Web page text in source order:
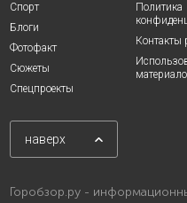
Спорт
Блоги
Фотофакт
Сюжеты
Спецпроекты
Политика
Контакты
наверх
Горобзор.ру -